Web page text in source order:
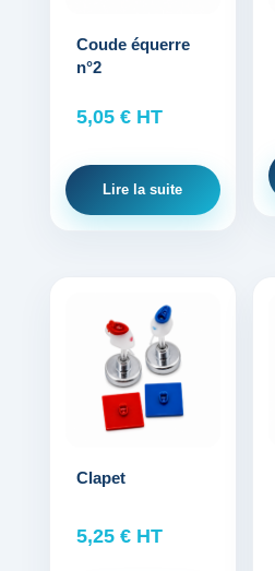
Coude équerre
n°2
5,05 € HT
Lire la suite
Clapet
5,25 € HT
produit
plusieurs
variations.
options
être